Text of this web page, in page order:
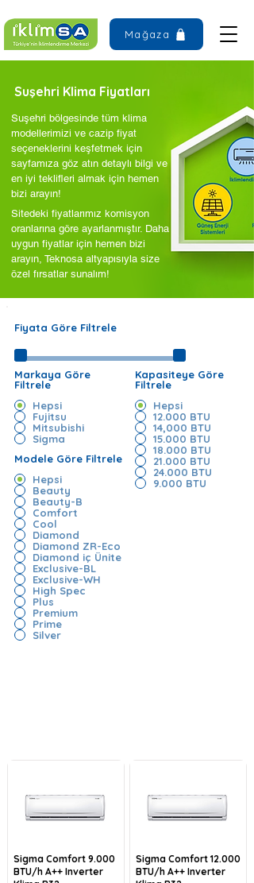
Mağaza
Suşehri Klima Fiyatları
Suşehri bölgesinde tüm klima
modellerimizi ve cazip fiyat
seçeneklerini keşfetmek için
sayfamıza göz atın detaylı bilgi ve
en iyi teklifleri almak için hemen
bizi arayın!
Sitedeki fiyatlarımız komisyon
oranlarına göre ayarlanmıştır. Daha
uygun fiyatlar için hemen bizi
arayın, Teknosa altyapısıyla size
özel fırsatlar sunalım!
Fiyata Göre Filtrele
Markaya Göre
Filtrele
Hepsi
Fujitsu
Mitsubishi
Sigma
Modele Göre Filtrele
Hepsi
Beauty
Beauty-B
Comfort
Cool
Diamond
Diamond ZR-Eco
Diamond iç Ünite
Exclusive-BL
Exclusive-WH
High Spec
Plus
Premium
Prime
Silver
Kapasiteye Göre
Filtrele
Hepsi
12.000 BTU
14,000 BTU
15.000 BTU
18.000 BTU
21.000 BTU
24.000 BTU
9.000 BTU
Sigma Comfort 9.000
BTU/h A++ Inverter
Sigma Comfort 12.000
BTU/h A++ Inverter